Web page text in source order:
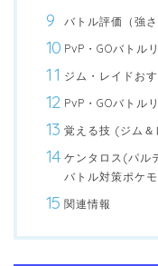
バトル評価（強さ
PvP・GOバトル
ジム・レイドお
PvP・GOバトル
覚える技 (ジム＆
ケンタロス(パル
バトル対策ポケ
関連情報